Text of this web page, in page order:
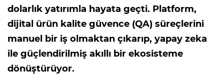
dolarlık yatırımla hayata geçti. Platform,
dijital ürün kalite güvence (QA) süreçlerini
manuel bir iş olmaktan çıkarıp, yapay zeka
ile güçlendirilmiş akıllı bir ekosisteme
dönüştürüyor.